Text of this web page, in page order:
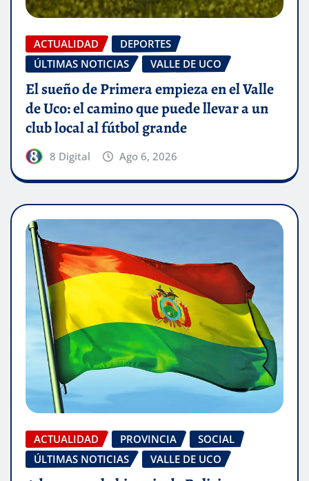
ACTUALIDAD
DEPORTES
ÚLTIMAS NOTICIAS
VALLE DE UCO
El sueño de Primera empieza en el Valle
de Uco: el camino que puede llevar a un
club local al fútbol grande
8 Digital Ago 6, 2026
ACTUALIDAD PROVINCIA
SOCIAL
ÚLTIMAS NOTICIAS
VALLE DE UCO